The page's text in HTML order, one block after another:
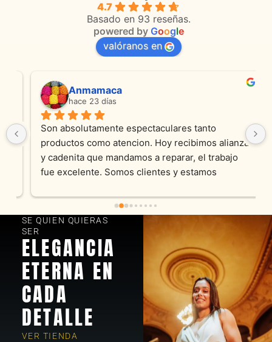
4.7
Basado en 93 reseñas.
powered by Google
valóranos en
Anmamaca
hace 23 días
Son absolutamente espectaculares tanto
productos como atencion. Hoy recibimos alianza
y cadenita que mandamos a reparar, el trabajo
fue excelente. Somos clientes y estamos
SE QUIEN QUIERAS
SER
ELEGANCIA
ETERNA EN
CADA
DETALLE
VER TIENDA